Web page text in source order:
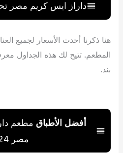
داراز ايس كريم مصر
هنا ذكرنا أحدث الأسعار لجميع
المطعم. تتيح لك هذه الجداول
بند.
أفضل الأطباق مطعم
مصر 2024